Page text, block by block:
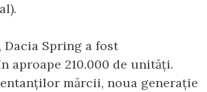
Dacia Spring a fost
aproape 210.000 de unități.
mărcii, noua generație